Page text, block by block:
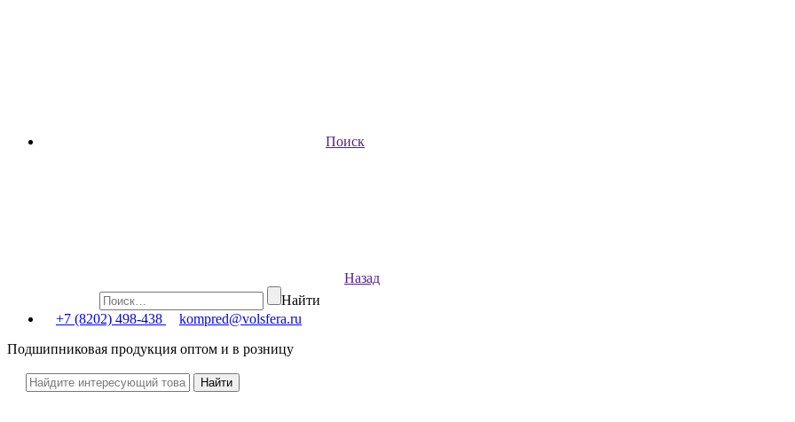
Поиск
Назад
Найти
+7 (8202) 498-438
kompred@volsfera.ru
Подшипниковая продукция оптом и в розницу